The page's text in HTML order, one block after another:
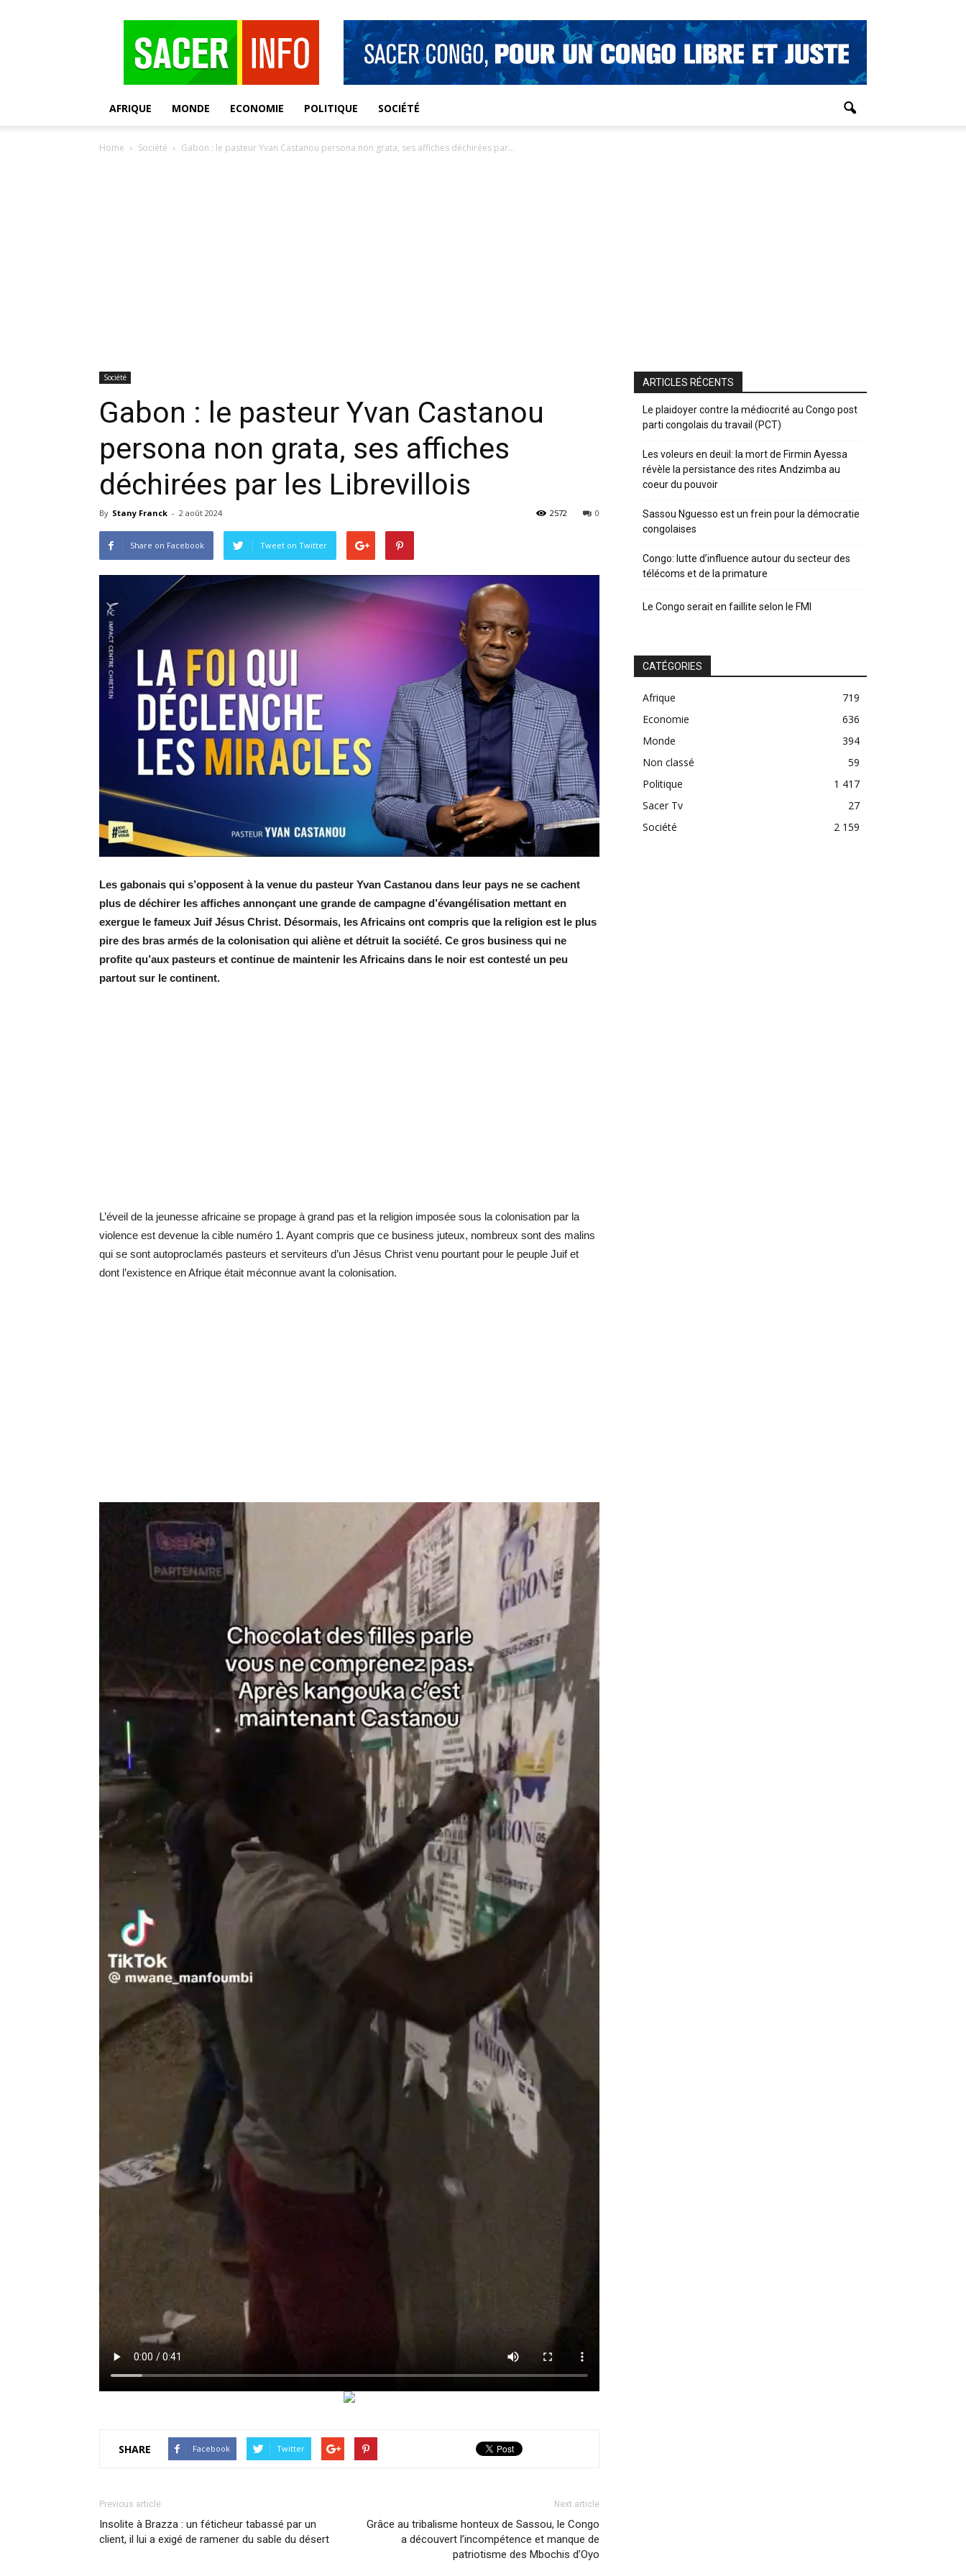
AFRIQUE MONDE ECONOMIE POLITIQUE SOCIÉTÉ
Home Société Gabon : le pasteur Yvan Castanou persona non grata, ses affiches déchirées par...
Société
Gabon : le pasteur Yvan Castanou
persona non grata, ses affiches
déchirées par les Librevillois
By Stany Franck - 2 août 2024 0
2572
Share on Facebook Tweet on Twitter
Les gabonais qui s’opposent à la venue du pasteur Yvan Castanou dans leur pays ne se cachent
plus de déchirer les affiches annonçant une grande de campagne d’évangélisation mettant en
exergue le fameux Juif Jésus Christ. Désormais, les Africains ont compris que la religion est le plus
pire des bras armés de la colonisation qui aliène et détruit la société. Ce gros business qui ne
profite qu’aux pasteurs et continue de maintenir les Africains dans le noir est contesté un peu
partout sur le continent.
L’éveil de la jeunesse africaine se propage à grand pas et la religion imposée sous la colonisation par la
violence est devenue la cible numéro 1. Ayant compris que ce business juteux, nombreux sont des malins
qui se sont autoproclamés pasteurs et serviteurs d’un Jésus Christ venu pourtant pour le peuple Juif et
dont l’existence en Afrique était méconnue avant la colonisation.
SHARE Facebook Twitter
Previous article
Insolite à Brazza : un féticheur tabassé par un
client, il lui a exigé de ramener du sable du désert
Next article
Grâce au tribalisme honteux de Sassou, le Congo
a découvert l’incompétence et manque de
patriotisme des Mbochis d’Oyo
ARTICLES RÉCENTS
Le plaidoyer contre la médiocrité au Congo post
parti congolais du travail (PCT)
Les voleurs en deuil: la mort de Firmin Ayessa
révèle la persistance des rites Andzimba au
coeur du pouvoir
Sassou Nguesso est un frein pour la démocratie
congolaises
Congo: lutte d’influence autour du secteur des
télécoms et de la primature
Le Congo serait en faillite selon le FMI
CATÉGORIES
Afrique
719
Economie
636
Monde
394
Non classé
59
Politique
1 417
Sacer Tv
27
Société
2 159